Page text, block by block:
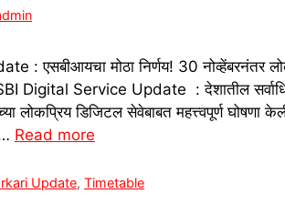
: एसबीआयचा मोठा निर्णय! 30 नोव्हेंबरनंतर
Digital Service Update : देशातील
लोकप्रिय डिजिटल सेवेबाबत महत्त्वपूर्ण
Read more
Update,Timetable